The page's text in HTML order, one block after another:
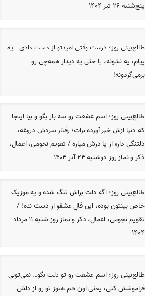
پنج‌شنبه 26 تیر 1404
طالع‌بینی روز؛ درست وقتی امیدتو از دست دادی… یه
پیام، یه نشونه، یا حتی یه دیدار همه‌چی رو
برمی‌گردونه!
طالع‌بینی روز؛ اسم عشقت رو سه بار بگو و بیا اینجا
که دنیا ازش خبر آورده برات؛ رفتار سردش دروغه،
دلتنگی داره از پا درش میاره / تقویم نجومی، اعمال،
ذکر و نماز روز دوشنبه 24 آذر 1404
طالع‌بینی روز؛ اگه دلت براش تنگ شده و یه موزیک
خاص بینتون بوده، این فالِ عشقو از دست نده! /
تقویم نجومی، اعمال، ذکر و نماز روز شنبه 11 مرداد
1404
طالع‌بینی روز؛ اسم عشقت رو تو دلت بگو… نمی‌تونی
فراموشش کنی، یعنی اون هم هنوز تو رو از دلش